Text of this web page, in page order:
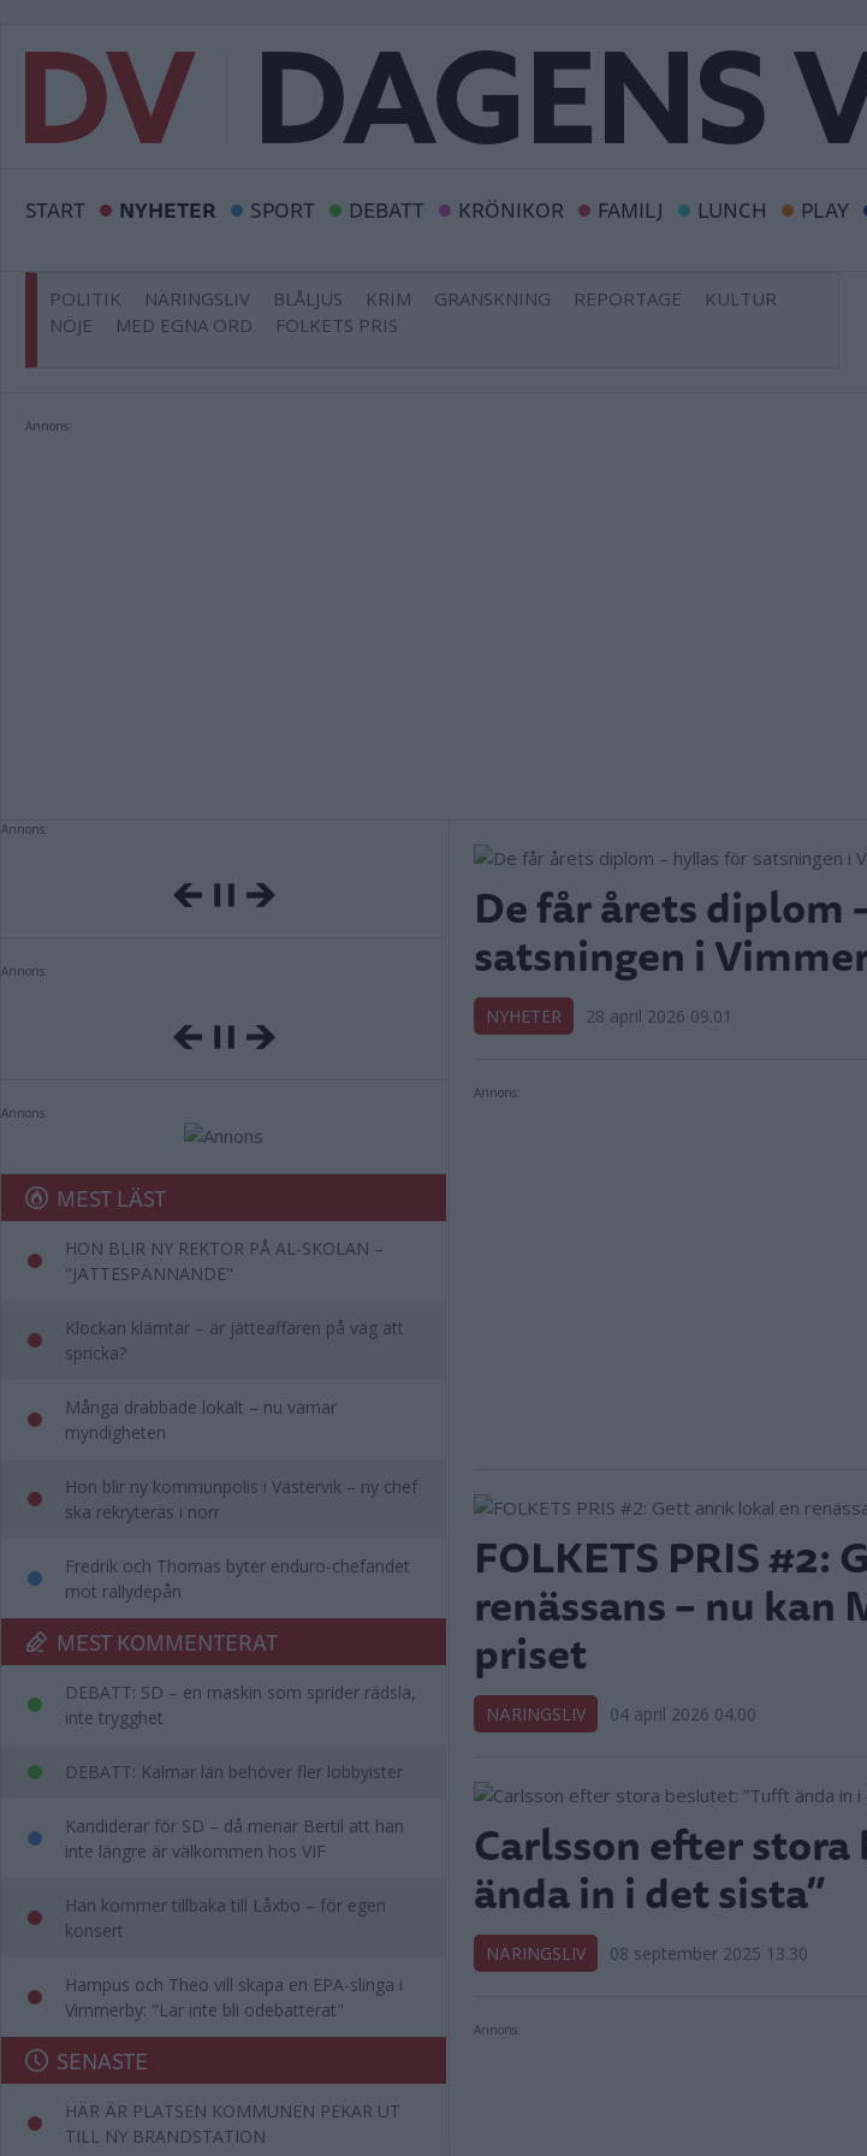
START NYHETER SPORT DEBATT KRÖNIKOR FAMILJ LUNCH PLAY
POLITIK NÄRINGSLIV BLÅLJUS KRIM GRANSKNING REPORTAGE
KULTUR
NÖJE
MED EGNA ORD FOLKETS PRIS
Annons:
Annons:
Annons:
Annons:
MEST LÄST
HON BLIR NY REKTOR PÅ AL-SKOLAN –
"JÄTTESPÄNNANDE"
Klockan klämtar – är jätteaffären på väg att
spricka?
Många drabbade lokalt – nu varnar
myndigheten
Hon blir ny kommunpolis i Västervik – ny chef
ska rekryteras i norr
Fredrik och Thomas byter enduro-chefandet
mot rallydepån
MEST KOMMENTERAT
DEBATT: SD – en maskin som sprider rädsla,
inte trygghet
DEBATT: Kalmar län behöver fler lobbyister
Kandiderar för SD – då menar Bertil att han
inte längre är välkommen hos VIF
Han kommer tillbaka till Låxbo – för egen
konsert
Hampus och Theo vill skapa en EPA-slinga i
Vimmerby: "Lär inte bli odebatterat"
SENASTE
HÄR ÄR PLATSEN KOMMUNEN PEKAR UT
TILL NY BRANDSTATION
De får årets diplom
satsningen i
NYHETER 28 april 2026 09.01
Annons:
FOLKETS PRIS
renässans – nu kan
priset
NÄRINGSLIV 04 april 2026 04.00
Carlsson efter
ända in i det sista”
NÄRINGSLIV 08 september 2025 13.30
Annons: